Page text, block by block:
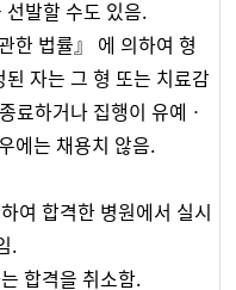
선발할 수도 있음.
한 법률』 에 의하여 형
된 자는 그 형 또는 치료감
료하거나 집행이 유예ㆍ
에는 채용치 않음.
여 합격한 병원에서 실시
.
합격을 취소함.